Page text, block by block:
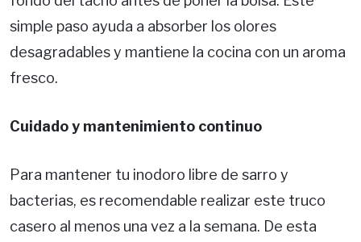
simple paso ayuda a absorber los olores
desagradables y mantiene la cocina con un aroma
fresco.
Cuidado y mantenimiento continuo
Para mantener tu inodoro libre de sarro y
bacterias, es recomendable realizar este truco
casero al menos una vez a la semana. De esta